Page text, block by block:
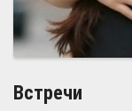
Встречи